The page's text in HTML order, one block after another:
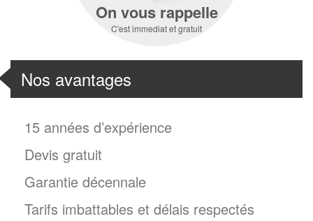
On vous rappelle
C'est immediat et gratuit
Nos avantages
15 années d’expérience
Devis gratuit
Garantie décennale
Tarifs imbattables et délais respectés